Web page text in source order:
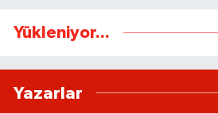
Yükleniyor...
Yazarlar